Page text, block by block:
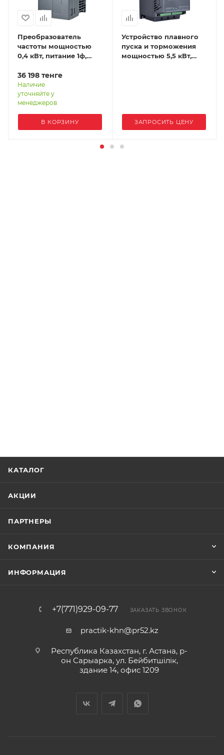
Преобразователь
частоты мощностью
0,4 кВт, питание 1ф,
EFIP-LA3-0R4G-2S
36 198 тенге
Наличие
уточняйте у
менеджеров
В КОРЗИНУ
Устройство плавного
пуска и торможения
мощностью 5,5 кВт,
ЗАПРОСИТЬ ЦЕНУ
КАТАЛОГ
АКЦИИ
ПАРТНЕРЫ
КОМПАНИЯ
ИНФОРМАЦИЯ
+7(771)929-09-77 ЗАКАЗАТЬ ЗВОНОК
practik-khn@pr52.kz
Республика Казахстан, г. Астана, р-
он Сарыарка, ул. Бейбитшiлiк,
здание 14, офис 1209